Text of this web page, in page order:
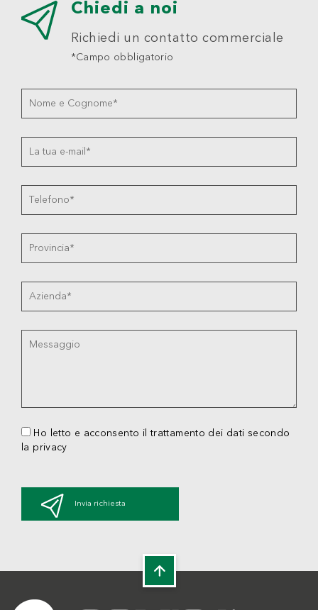
Chiedi a noi
Richiedi un contatto commerciale
*Campo obbligatorio
Ho letto e acconsento il trattamento dei dati secondo
la privacy
Invia richiesta